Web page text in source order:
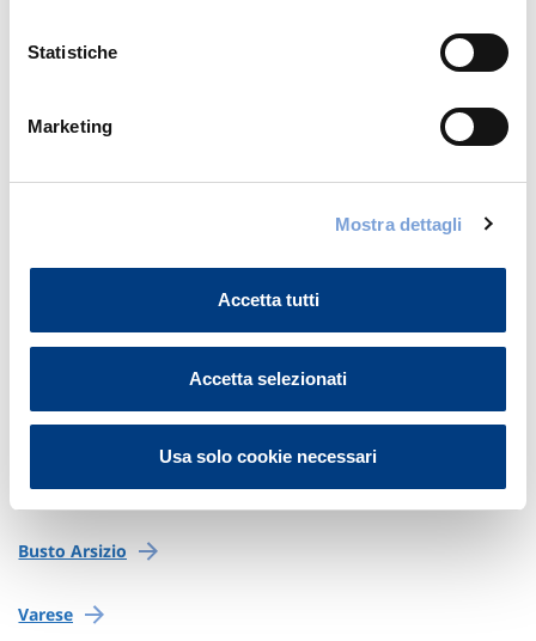
Statistiche
Marketing
Mostra dettagli
Accetta tutti
Accetta selezionati
Usa solo cookie necessari
Varese
Busto Arsizio
Varese